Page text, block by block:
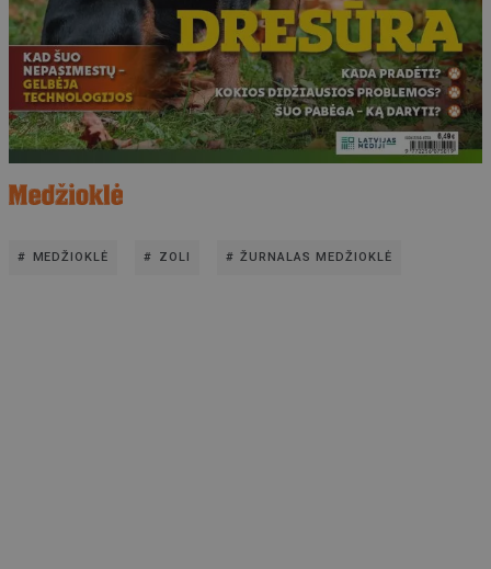
MEDŽIOKLĖ ZOLI ŽURNALAS MEDŽIOKLĖ